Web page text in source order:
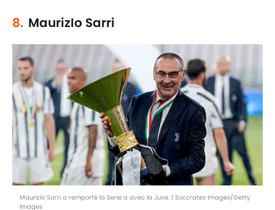
8. MaurizIo Sarri
Maurizio Sarri a remporté la Serie a avec la Juve. | Soccrates Images/Getty
Images